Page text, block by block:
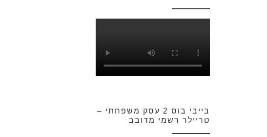
בייבי בוס 2 עסק משפחתי –
טריילר רשמי מדובב